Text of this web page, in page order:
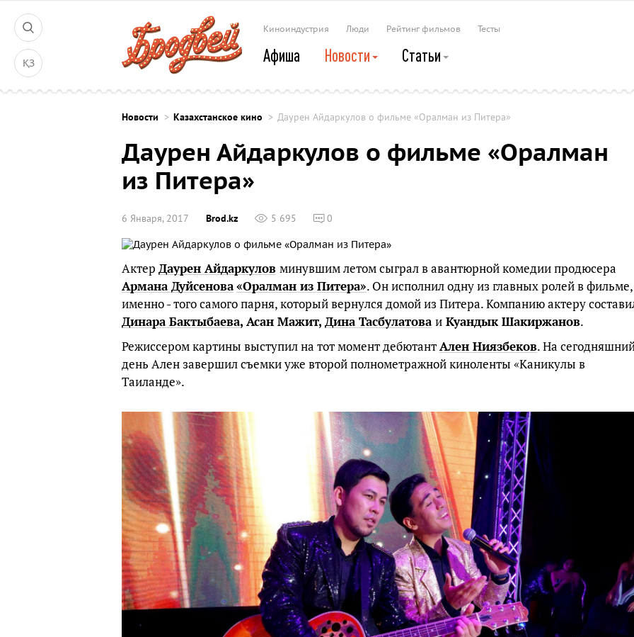
ҚЗ
Киноиндустрия Люди Рейтинг фильмов Тесты
Афиша Новости Статьи
Новости Казахстанское кино Даурен Айдаркулов о фильме «Оралман из Питера»
Даурен Айдаркулов о фильме «Оралман
из Питера»
6 Января, 2017 Brod.kz 5 695 0
Актер Даурен Айдаркулов минувшим летом сыграл в авантюрной комедии продюсера
Армана Дуйсенова«Оралман из Питера». Он исполнил одну из главных ролей в
именно - того самого парня, который вернулся домой из Питера. Компанию актеру
Динара Бактыбаева, Асан Мажит, Дина Тасбулатова и Куандык Шакиржанов.
Режиссером картины выступил на тот момент дебютантАлен Ниязбеков. На
день Ален завершил съемки уже второй полнометражной киноленты «Каникулы в
Таиланде».